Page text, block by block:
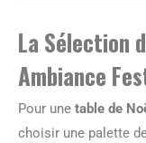
La Sélection
Ambiance
Pour une table de
choisir une palette